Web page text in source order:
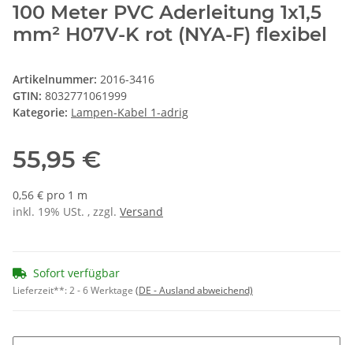
100 Meter PVC Aderleitung 1x1,5
mm² H07V-K rot (NYA-F) flexibel
Artikelnummer: 2016-3416
GTIN: 8032771061999
Kategorie: Lampen-Kabel 1-adrig
55,95 €
0,56 € pro 1 m
inkl. 19% USt. , zzgl. Versand
Sofort verfügbar
Lieferzeit**:2 - 6 Werktage (DE - Ausland abweichend)